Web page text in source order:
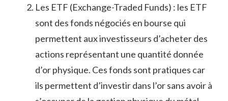
Les ⁤ETF (Exchange-Traded Funds) : les ETF⁤
sont des ​fonds négociés en bourse qui
‌permettent aux investisseurs d’acheter des
actions représentant une quantité donnée
d’or physique. Ces ‍fonds sont pratiques car
ils permettent d’investir dans l’or sans avoir à